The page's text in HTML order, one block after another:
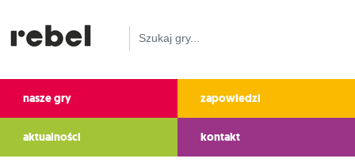
nasze gry zapowiedzi
aktualności kontakt